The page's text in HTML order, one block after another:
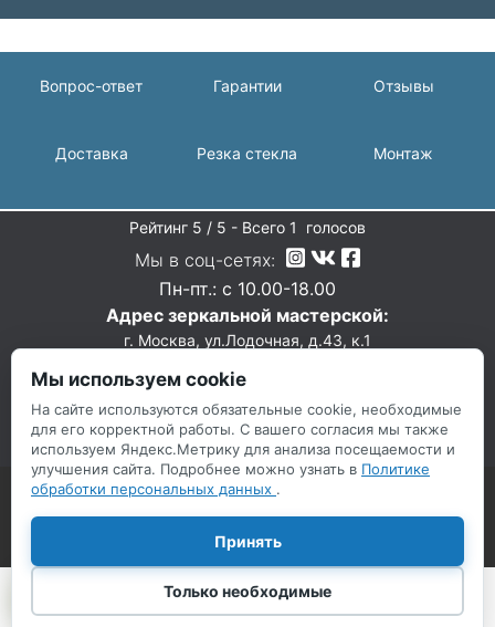
Вопрос-ответ Гарантии Отзывы
Доставка Резка стекла Монтаж
Рейтинг 5 / 5 - Всего 1 голосов
Мы в соц-сетях:
Пн-пт.: c 10.00-18.00
Адрес зеркальной мастерской:
г. Москва, ул.Лодочная, д.43, к.1
Возврат
+7(495)295-09-97
+7(905)720-02-22
Информация опубликованная на
сайте (цены, прайс листы и др.),
не является публичной офертой
© 2018-2026. Все права
Соглашение на обработку персональных данных
Быстрый просмотр товаров,
↑
Мы используем cookie
На сайте используются обязательные cookie, необходимые
для его корректной работы. С вашего согласия мы также
используем Яндекс.Метрику для анализа посещаемости и
улучшения сайта. Подробнее можно узнать в Политике
обработки персональных данных .
Только необходимые
Принять